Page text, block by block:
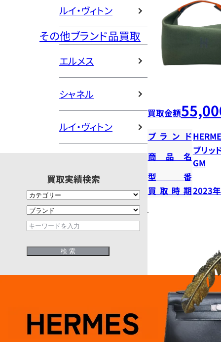
ルイ・ヴィトン
その他ブランド品買取
エルメス
シャネル
ルイ・ヴィトン
買取実績検索
買取金額
ブランド
商品名
ブリッ
GM
型番
買取時期2023